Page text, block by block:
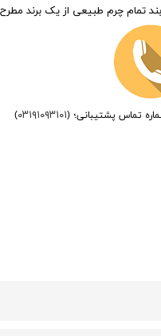
تمام چرم طبیعی از یک برند
تماس پشتیبانی؛(۰۳۱۹۱۰۹۳۱۰۱)